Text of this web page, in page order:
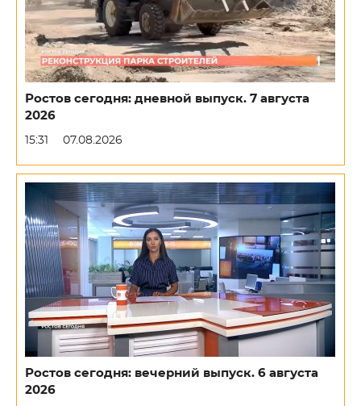
Ростов сегодня: дневной выпуск. 7 августа
2026
15:31 07.08.2026
Ростов сегодня: вечерний выпуск. 6 августа
2026